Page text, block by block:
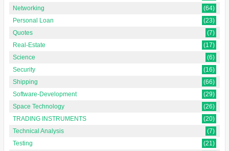
Networking
(64)
Personal Loan
(23)
Quotes
(7)
Real-Estate
(17)
Science
(6)
Security
(16)
Shipping
(66)
Software-Development
(29)
Space Technology
(26)
TRADING INSTRUMENTS
(20)
Technical Analysis
(7)
Testing
(21)